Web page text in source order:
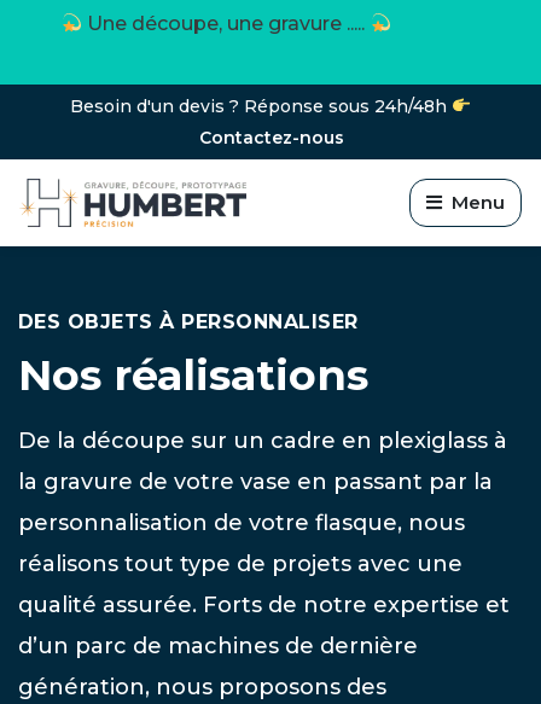
Une découpe, une gravure .....
Besoin d'un devis ? Réponse sous 24h/48h
Contactez-nous
Menu
DES OBJETS À PERSONNALISER
Nos réalisations
De la découpe sur un cadre en plexiglass à
la gravure de votre vase en passant par la
personnalisation de votre flasque, nous
réalisons tout type de projets avec une
qualité assurée. Forts de notre expertise et
d’un parc de machines de dernière
génération, nous proposons des